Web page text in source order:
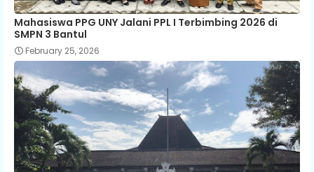
Mahasiswa PPG UNY Jalani PPL I Terbimbing 2026 di
SMPN 3 Bantul
February 25, 2026